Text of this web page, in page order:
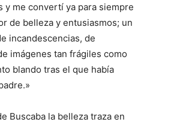
y me convertí ya para siempre
de belleza y entusiasmos; un
incandescencias, de
imágenes tan frágiles como
blando tras el que había
Buscaba la belleza traza en